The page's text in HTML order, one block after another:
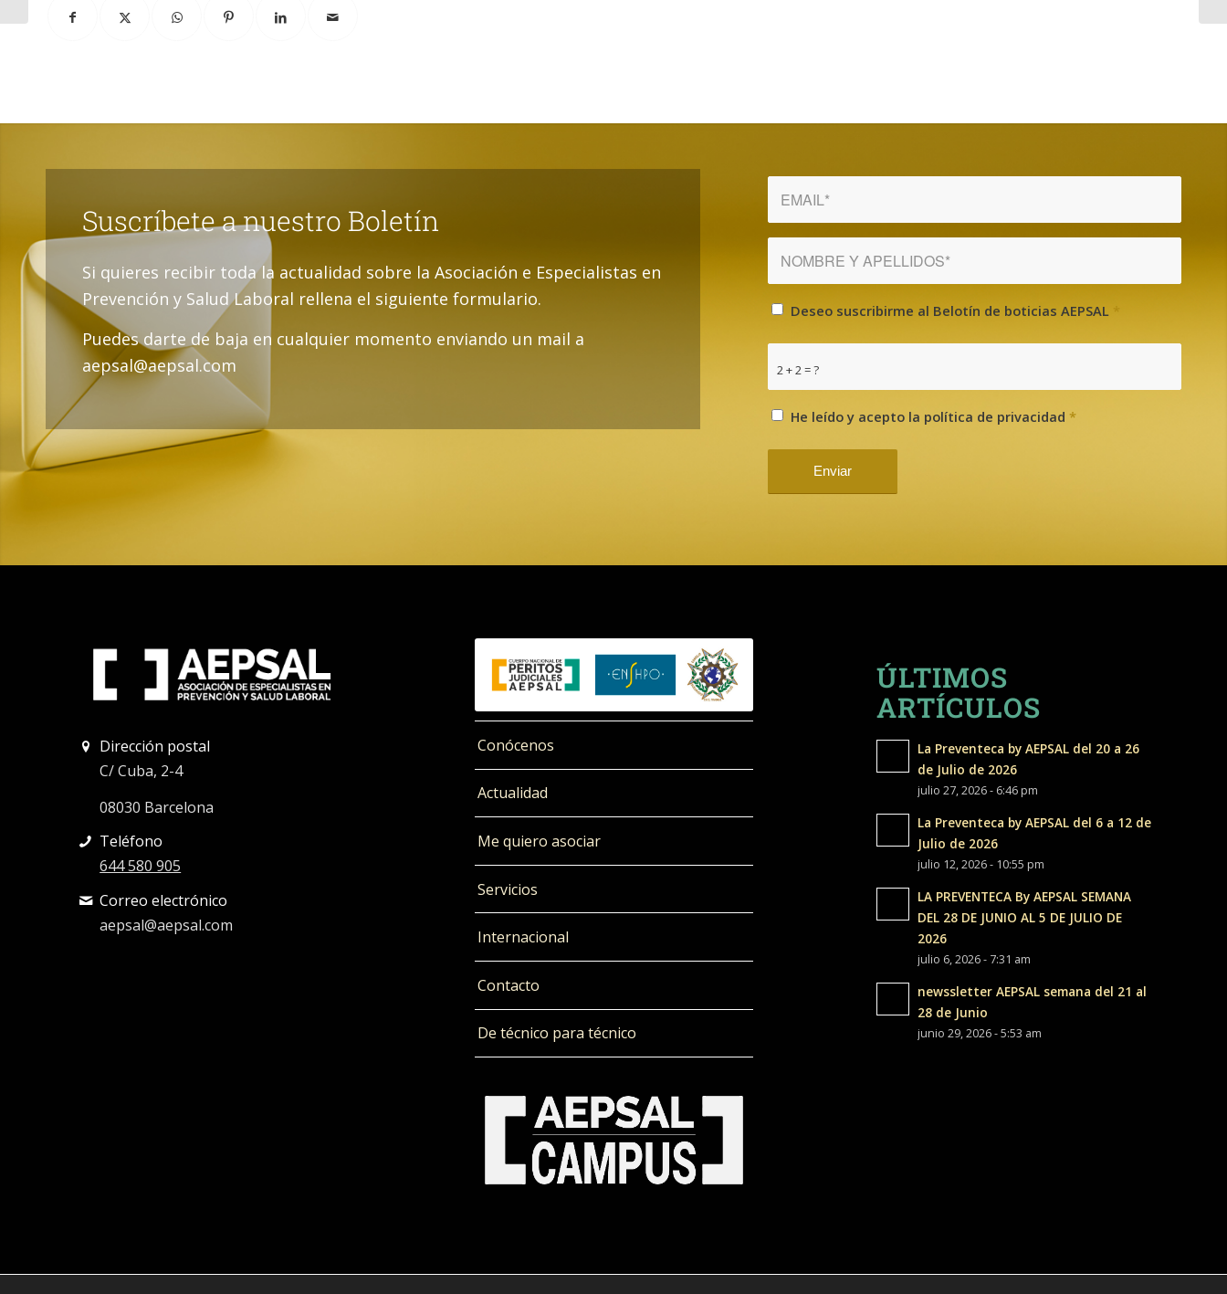
Suscríbete a nuestro Boletín
Si quieres recibir toda la actualidad sobre la Asociación e Especialistas en
Prevención y Salud Laboral rellena el siguiente formulario.
Puedes darte de baja en cualquier momento enviando un mail a
aepsal@aepsal.com
Deseo suscribirme al Belotín de boticias AEPSAL *
2 + 2 = ?
He leído y acepto la política de privacidad *
Dirección postal
C/ Cuba, 2-4
08030 Barcelona
Teléfono
644 580 905
Correo electrónico
aepsal@aepsal.com
Conócenos
Actualidad
Me quiero asociar
Servicios
Internacional
Contacto
De técnico para técnico
ÚLTIMOS
ARTÍCULOS
La Preventeca by AEPSAL del 20 a 26
de Julio de 2026
julio 27, 2026 - 6:46 pm
La Preventeca by AEPSAL del 6 a 12 de
Julio de 2026
julio 12, 2026 - 10:55 pm
LA PREVENTECA By AEPSAL SEMANA
DEL 28 DE JUNIO AL 5 DE JULIO DE
2026
julio 6, 2026 - 7:31 am
newssletter AEPSAL semana del 21 al
28 de Junio
junio 29, 2026 - 5:53 am